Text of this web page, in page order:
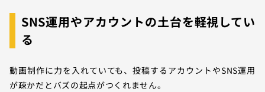
SNS運用やアカウントの土台を軽視してい
る
動画制作に力を入れていても、投稿するアカウントやSNS運用
が疎かだとバズの起点がつくれません。